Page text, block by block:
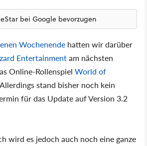
bei Google bevorzugen
Wochenende hatten wir darüber
Entertainmentam nächsten
Online-Rollenspiel World of
stand bisher noch kein
für das Update auf Version 3.2
wird es jedoch auch noch eine ganze